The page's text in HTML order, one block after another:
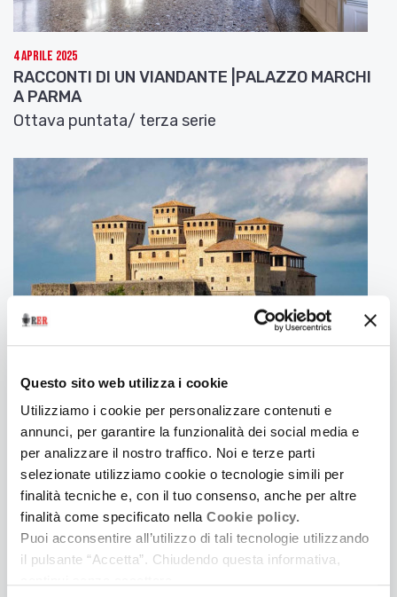
Questo sito web utilizza i cookie
Utilizziamo i cookie per personalizzare contenuti e
annunci, per garantire la funzionalità dei social media e
per analizzare il nostro traffico. Noi e terze parti
selezionate utilizziamo cookie o tecnologie simili per
finalità tecniche e, con il tuo consenso, anche per altre
finalità come specificato nella Cookie policy.
Puoi acconsentire all’utilizzo di tali tecnologie utilizzando
il pulsante “Accetta”. Chiudendo questa informativa,
4 Aprile 2025
RACCONTI DI UN VIANDANTE |PALAZZO MARCHI
A PARMA
Ottava puntata/ terza serie
21 Marzo 2025
RACCONTI DI UN VIANDANTE
|MONTECHIARUGOLO. STORIA LUNGO LA
PEDEMONTANA PARMENSE
Settima puntata/ terza serie